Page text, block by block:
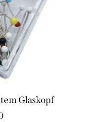
Glaskopf